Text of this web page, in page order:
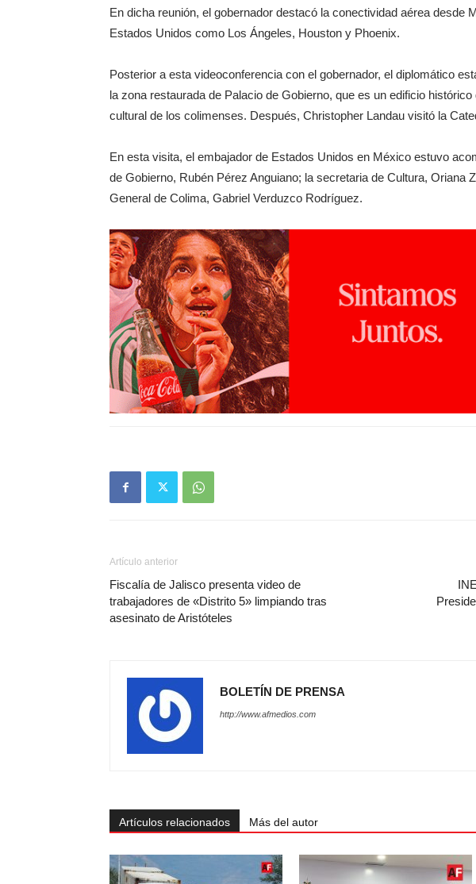
En dicha reunión, el gobernador destacó la conectividad aérea desde
Estados Unidos como Los Ángeles, Houston y Phoenix.
Posterior a esta videoconferencia con el gobernador, el diplomático
la zona restaurada de Palacio de Gobierno, que es un edificio
cultural de los colimenses. Después, Christopher Landau visitó la
En esta visita, el embajador de Estados Unidos en México estuvo
de Gobierno, Rubén Pérez Anguiano; la secretaria de Cultura, Oriana
General de Colima, Gabriel Verduzco Rodríguez.
Artículo anterior
Fiscalía de Jalisco presenta video de
trabajadores de «Distrito 5» limpiando tras
asesinato de Aristóteles
BOLETÍN DE PRENSA
http://www.afmedios.com
Artículos relacionados Más del autor